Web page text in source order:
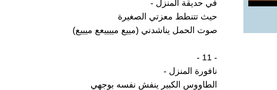
في حديقة المنزل -
حيث تتنطط معزتي الصغيرة
صوت الحمل يناشدني (مييع مييييعع ميييع)
- 11 -
نافورة المنزل -
الطاووس الكبير ينفش نفسه بوجهي